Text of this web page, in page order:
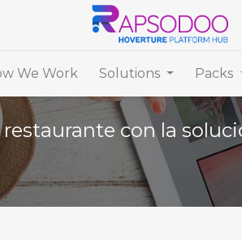
We Work Solutions Packs
con la